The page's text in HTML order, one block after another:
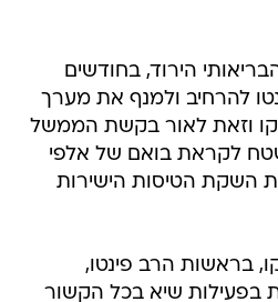
הירוד, בחודשים
להרחיב ולמנף את מערך
וזאת לאור בקשת הממשל
לקראת בואם של אלפי
השקת הטיסות הישירות
בראשות הרב פינטו,
בפעילות שיא בכל הקשור